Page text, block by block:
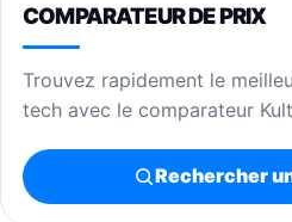
COMPARATEUR DE PRIX
Trouvez rapidement le
tech avec le comparateur
Rechercher